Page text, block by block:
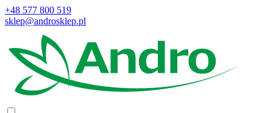
+48 577 800 519
sklep@androsklep.pl